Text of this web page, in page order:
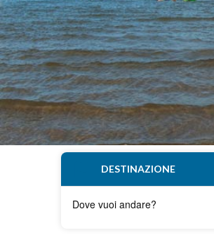
DESTINAZIONE